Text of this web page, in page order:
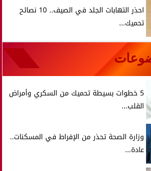
احذر التهابات الجلد في الصيف.. 10 نصائح
تحميك...
5 خطوات بسيطة تحميك من السكري وأمراض
القلب...
وزارة الصحة تحذر من الإفراط في المسكنات..
عادة...